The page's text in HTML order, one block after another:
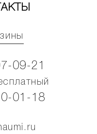
09-21
01-18